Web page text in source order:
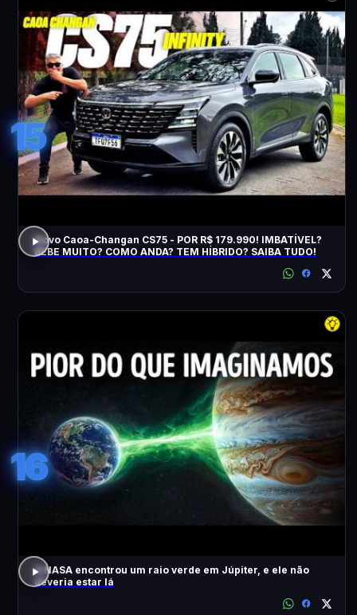
15
Novo Caoa-Changan CS75 - POR R$ 179.990! IMBATÍVEL?
BEBE MUITO? COMO ANDA? TEM HÍBRIDO? SAIBA TUDO!
16
A NASA encontrou um raio verde em Júpiter, e ele não
deveria estar lá